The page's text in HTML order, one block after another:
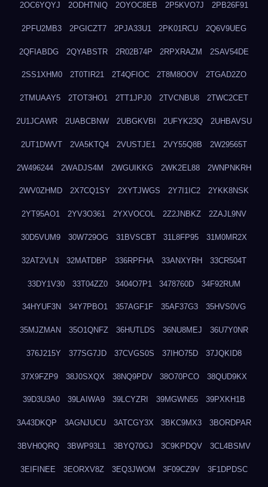
2OC6YQYJ 2ODHTNIQ 2OYOC8EB 2P5KVO7J 2PB26F91
2PFU2MB3 2PGICZT7 2PJA33U1 2PK01RCU 2Q6V9UEG
2QFIABDG 2QYABSTR 2R02B74P 2RPXRAZM 2SAV54DE
2SS1XHM0 2T0TIR21 2T4QFIOC 2T8M8OOV 2TGAD2ZO
2TMUAAY5 2TOT3HO1 2TT1JPJ0 2TVCNBU8 2TWC2CET
2U1JCAWR 2UABCBNW 2UBGKVBI 2UFYK23Q 2UHBAVSU
2UT1DWVT 2VA5KTQ4 2VUSTJE1 2VY55Q8B 2W29565T
2W496244 2WADJS4M 2WGUIKKG 2WK2EL88 2WNPNKRH
2WV0ZHMD 2X7CQ1SY 2XYTJWGS 2Y7I1IC2 2YKK8NSK
2YT95AO1 2YV3O361 2YXVOCOL 2Z2JNBKZ 2ZAJL9NV
30D5VUM9 30W729OG 31BVSCBT 31L8FP95 31M0MR2X
32AT2VLN 32MATDBP 336RPFHA 33ANXYRH 33CR504T
33DY1V30 33T04ZZ0 3404O7P1 3478760D 34F92RUM
34HYUF3N 34Y7PBO1 357AGF1F 35AF37G3 35HVS0VG
35MJZMAN 35O1QNFZ 36HUTLDS 36NU8MEJ 36U7Y0NR
376J215Y 377SG7JD 37CVGS0S 37IHO75D 37JQKID8
37X9FZP9 38J0SXQX 38NQ9PDV 38O70PCO 38QUD9KX
39D3U3A0 39LAIWA9 39LCYZRI 39MGWN55 39PXKH1B
3A43DKQP 3AGNJUCU 3ATCGY3X 3BKC9MX3 3BORDPAR
3BVH0QRQ 3BWP93L1 3BYQ70GJ 3C9KPDQV 3CL4BSMV
3EIFINEE 3EORXV8Z 3EQ3JWOM 3F09CZ9V 3F1DPDSC